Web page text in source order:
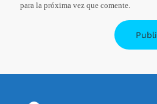
para la próxima vez que comente.